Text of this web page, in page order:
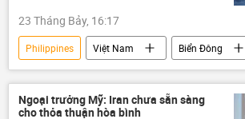
Chiến dịch quân sự đặc biệt tại Ukraina
23 Tháng Bảy, 16:17
Philippines Việt Nam
Biển Đông
Bộ Ngoại giao Việt Nam
Bộ Chính Trị VN
Chính trị
Biển Hoa Đông
Ngoại trưởng Mỹ: Iran chưa sẵn sàng
cho thỏa thuận hòa bình